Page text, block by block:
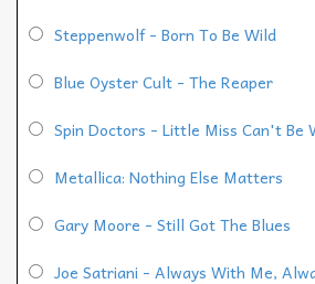
Steppenwolf - Born To Be Wild
Blue Oyster Cult - The Reaper
Spin Doctors - Little Miss Can't Be
Metallica: Nothing Else Matters
Gary Moore - Still Got The Blues
Joe Satriani - Always With Me,